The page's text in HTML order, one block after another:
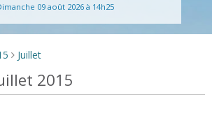
09 août 2026 à 14h25
> Juillet
2015